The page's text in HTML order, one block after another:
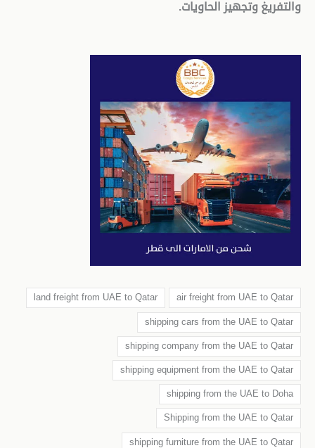
والتفريغ وتجهيز الحاويات.
air freight from UAE to Qatar
land freight from UAE to Qatar
shipping cars from the UAE to Qatar
shipping company from the UAE to Qatar
shipping equipment from the UAE to Qatar
shipping from the UAE to Doha
Shipping from the UAE to Qatar
shipping furniture from the UAE to Qatar